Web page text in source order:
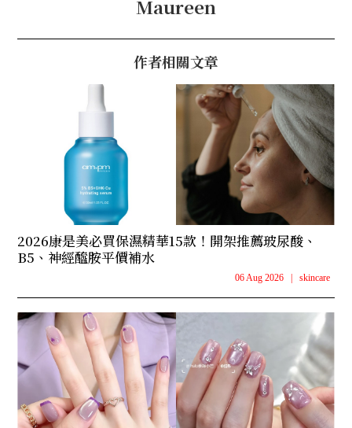
Maureen
作者相關文章
2026康是美必買保濕精華15款！開架推薦玻尿酸、
B5、神經醯胺平價補水
06 Aug 2026 skincare